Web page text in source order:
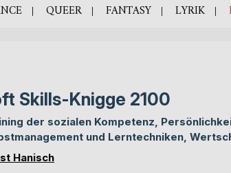
QUEER FANTASY LYRIK
Skills-Knigge 2100
der sozialen Kompetenz,
und Lerntechniken,
Hanisch